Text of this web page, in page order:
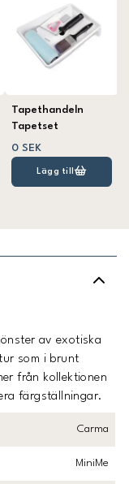
Tapethandeln
Tapetset
0 SEK
Lägg till
av exotiska
som i brunt
från kollektionen
färgställningar.
Carma
MiniMe